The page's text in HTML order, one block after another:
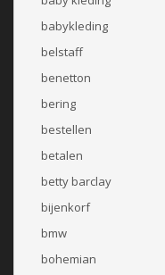
babykleding
belstaff
benetton
bering
bestellen
betalen
betty barclay
bijenkorf
bmw
bohemian